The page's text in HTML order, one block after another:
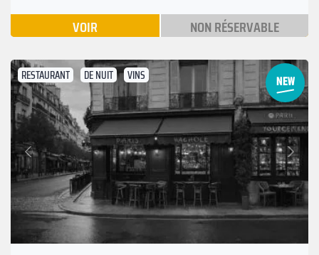
VOIR NON RÉSERVABLE
RESTAURANT DE NUIT VINS
Précédent
Suivant